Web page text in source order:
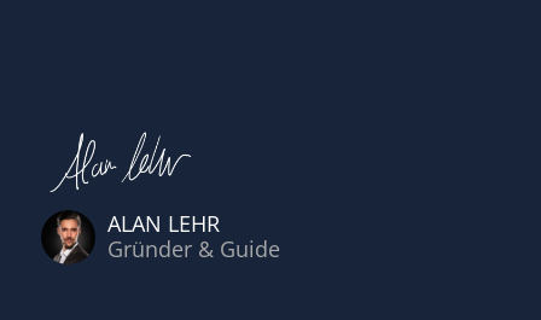
ALAN LEHR
Gründer & Guide